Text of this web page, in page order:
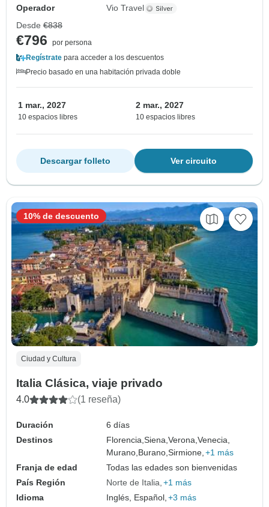
Operador
Vio Travel
Desde €838
€796
por persona
Regístrate para acceder a los descuentos
Precio basado en una habitación privada doble
1 mar., 2027
10 espacios libres
2 mar., 2027
10 espacios libres
Ver circuito
Descargar folleto
Ciudad y Cultura
Italia Clásica, viaje privado
4.0 (1 reseña)
Duración
6 días
Destinos
Florencia,Siena,Verona,Venecia,
Murano, Burano,Sirmione, +1 más
Franja de edad
Todas las edades son bienvenidas
País Región
Norte de Italia +1 más
Idioma
Inglés, Español, +3 más
10% de descuento